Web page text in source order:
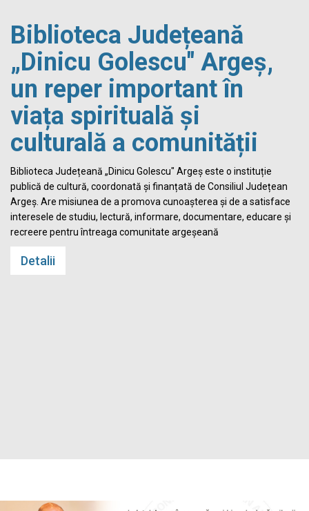
Biblioteca Județeană
„Dinicu Golescu" Argeș,
un reper important în
viața spirituală și
culturală a comunității
Biblioteca Județeană „Dinicu Golescu" Argeș este o instituție
publică de cultură, coordonată și finanțată de Consiliul Județean
Argeș. Are misiunea de a promova cunoașterea și de a satisface
interesele de studiu, lectură, informare, documentare, educare și
recreere pentru întreaga comunitate argeșeană
Detalii